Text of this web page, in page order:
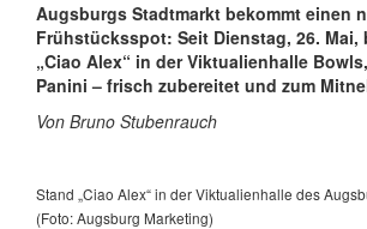
Augsburgs Stadtmarkt bekommt einen
Frühstücksspot: Seit Dienstag, 26. Mai,
„Ciao Alex“ in der Viktualien­halle
Panini – frisch zubereitet und zum
Von Bruno Stubenrauch
Stand „Ciao Alex“ in der Viktualienhalle des
(Foto: Augsburg Marketing)